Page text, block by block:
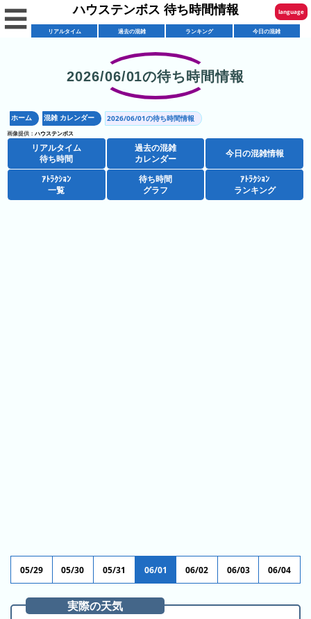
ア
ル
タ
混
雑
キ
ン
グ
キ
ン
グ
English
ภาษาไทย
日本語
☰ ハウステンボス 待ち時間情報 language
リアルタイム 過去の混雑 ランキング 今日の混雑
2026/06/01の待ち時間情報
ホーム 混雑 カレンダー 2026/06/01の待ち時間情報
画像提供： ハウステンボス
リアルタイム
待ち時間
過去の混雑
カレンダー
今日の混雑情報
ｱﾄﾗｸｼｮﾝ
一覧
待ち時間
グラフ
ｱﾄﾗｸｼｮﾝ
ランキング
05/29 05/30 05/31 06/01 06/02 06/03 06/04
実際の天気